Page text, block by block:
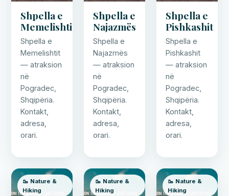
Shpella e
Memelishtit
Shpella e
Memelishtit
— atraksion
në
Pogradec,
Shqipëria.
Kontakt,
adresa,
orari.
Shpella e
Najazmës
Shpella e
Najazmës
— atraksion
në
Pogradec,
Shqipëria.
Kontakt,
adresa,
orari.
Shpella e
Pishkashit
Shpella e
Pishkashit
— atraksion
në
Pogradec,
Shqipëria.
Kontakt,
adresa,
orari.
🥾 Nature &
Hiking
🥾 Nature &
Hiking
🥾 Nature &
Hiking